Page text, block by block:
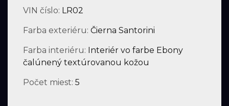
VIN číslo: LR02
Farba exteriéru: Čierna Santorini
Farba interiéru: Interiér vo farbe Ebony
čalúnený textúrovanou kožou
Počet miest: 5